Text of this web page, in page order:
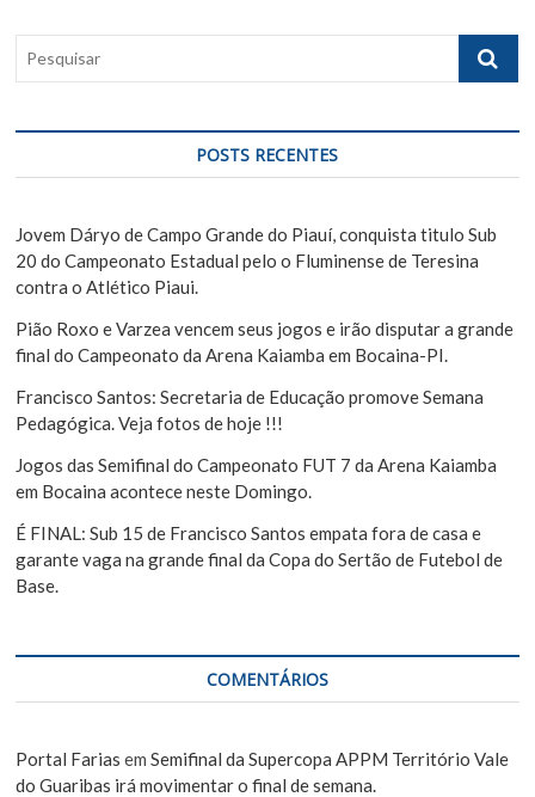
o
d
P
o
t
q
i
a
r
POSTS RECENTES
Jovem Dáryo de Campo Grande do Piauí, conquista titulo Sub
20 do Campeonato Estadual pelo o Fluminense de Teresina
contra o Atlético Piaui.
Pião Roxo e Varzea vencem seus jogos e irão disputar a grande
final do Campeonato da Arena Kaiamba em Bocaina-PI.
Francisco Santos: Secretaria de Educação promove Semana
Pedagógica. Veja fotos de hoje !!!
Jogos das Semifinal do Campeonato FUT 7 da Arena Kaiamba
em Bocaina acontece neste Domingo.
É FINAL: Sub 15 de Francisco Santos empata fora de casa e
garante vaga na grande final da Copa do Sertão de Futebol de
Base.
COMENTÁRIOS
Portal Farias emSemifinal da Supercopa APPM Território Vale
do Guaribas irá movimentar o final de semana.